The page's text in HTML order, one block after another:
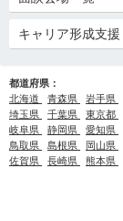
キャリア形成支援
都道府県：
北海道
青森県 岩手県
埼玉県
千葉県 東京都
岐阜県
静岡県 愛知県
鳥取県
島根県 岡山県
佐賀県
長崎県 熊本県